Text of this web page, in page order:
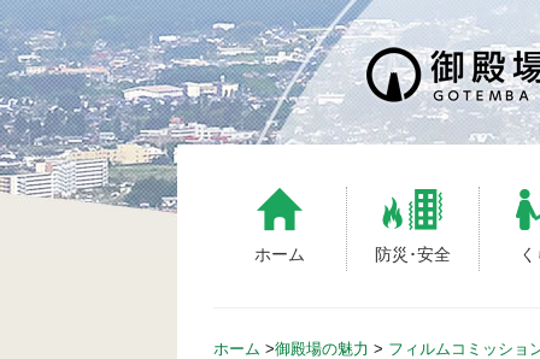
S
k
i
p
t
o
c
ホーム 防災･安全
ホーム >御殿場の魅力 > フィルムコミッショ